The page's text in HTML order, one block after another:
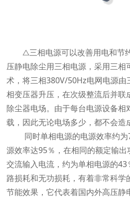
△三相电源可以改善用电和节
压静电除尘用三相电源，采用三相
术，将三相380V/50Hz电网电源由
相变压器升压，在次级整流后并联
除尘器电场。由于每台电源设备相
载，因此无论电场多少，都不会造
同时单相电源的电源效率约
源效率达95％，在相同的额定输
交流输入电流，约为单相电源的
路损耗和无功损耗，有着非常科学
节能效果，它代表着国内外高压静